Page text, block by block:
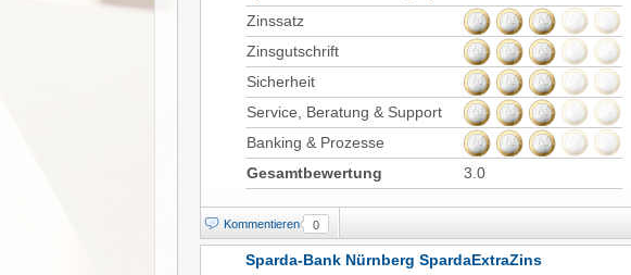
Zinssatz
Zinsgutschrift
Sicherheit
Service, Beratung & Support
Banking & Prozesse
Gesamtbewertung
3.0
Kommentieren 0
Sparda-Bank Nürnberg SpardaExtraZins